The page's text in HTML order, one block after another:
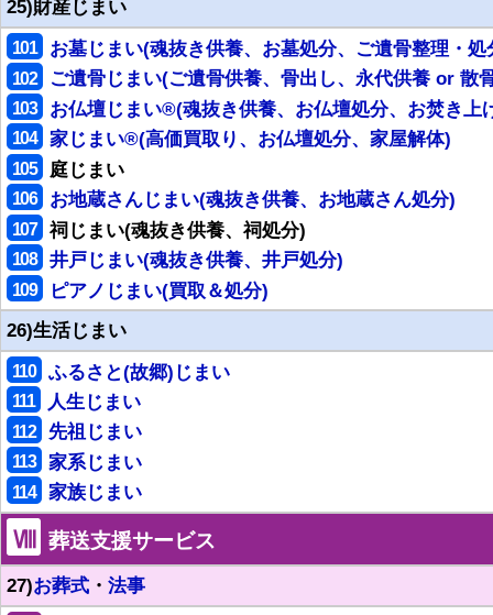
25)財産じまい
101 お墓じまい(魂抜き供養、お墓処分、ご遺骨整理・処
102 ご遺骨じまい(ご遺骨供養、骨出し、永代供養 or 散
103 お仏壇じまい®(魂抜き供養、お仏壇処分、お焚き上
104 家じまい®(高価買取り、お仏壇処分、家屋解体)
105 庭じまい
106 お地蔵さんじまい(魂抜き供養、お地蔵さん処分)
107 祠じまい(魂抜き供養、祠処分)
108 井戸じまい(魂抜き供養、井戸処分)
109
ピアノじまい(買取＆処分)
26)生活じまい
110 ふるさと(故郷)じまい
111 人生じまい
112 先祖じまい
113 家系じまい
114 家族じまい
Ⅷ 葬送支援サービス
27)お葬式・ 法事